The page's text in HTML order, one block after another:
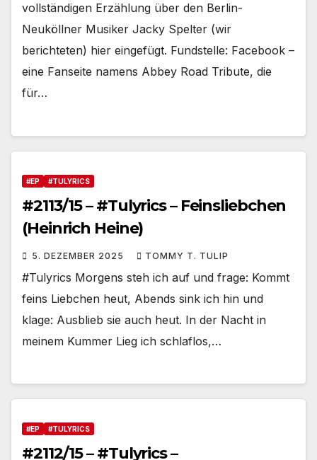
vollständigen Erzählung über den Berlin-
Neuköllner Musiker Jacky Spelter (wir
berichteten) hier eingefügt. Fundstelle: Facebook –
eine Fanseite namens Abbey Road Tribute, die
für…
#EP #TULYRICS
#2113/15 – #Tulyrics – Feinsliebchen
(Heinrich Heine)
5. DEZEMBER 2025 TOMMY T. TULIP
#Tulyrics Morgens steh ich auf und frage: Kommt
feins Liebchen heut, Abends sink ich hin und
klage: Ausblieb sie auch heut. In der Nacht in
meinem Kummer Lieg ich schlaflos,…
#EP #TULYRICS
#2112/15 – #Tulyrics –